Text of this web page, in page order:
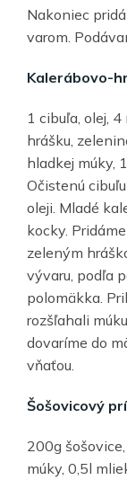
Nakoniec
varom.
Kalerábovo-
1 cibuľa, olej,
hrášku,
hladkej múky,
Očistenú
oleji. Mladé
kocky.
zeleným
vývaru, podľa
polomäkka.
rozšľahali
dovaríme do
vňaťou.
Šošovicový
200g
múky, 0,5l